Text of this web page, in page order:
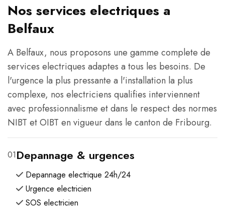
Nos services electriques a
Belfaux
A Belfaux, nous proposons une gamme complete de
services electriques adaptes a tous les besoins. De
l'urgence la plus pressante a l'installation la plus
complexe, nos electriciens qualifies interviennent
avec professionnalisme et dans le respect des normes
NIBT et OIBT en vigueur dans le canton de Fribourg.
01Depannage & urgences
Depannage electrique 24h/24
Urgence electricien
SOS electricien